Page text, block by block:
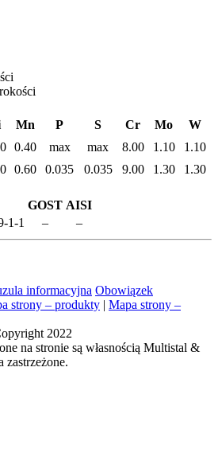
Mn P S Cr Mo
W
0.40 max max 8.00 1.10
1.10
0.60 0.035 0.035 9.00 1.30
1.30
GOST AISI
1-1 – –
informacyjna Obowiązek
strony – produkty | Mapa strony –
2022
na stronie są własnością Multistal &
zastrzeżone.